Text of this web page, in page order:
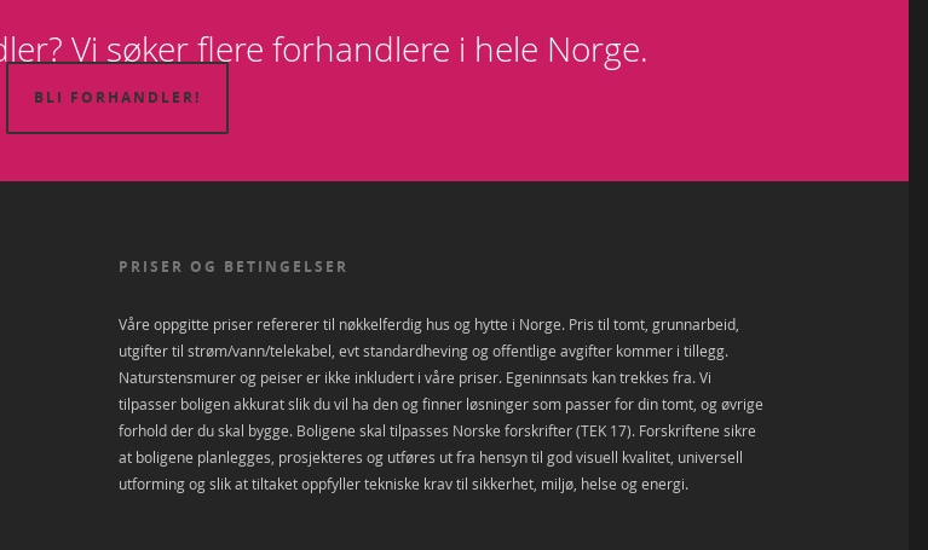
Vi søker flere forhandlere i hele Norge.
BLI FORHANDLER!
PRISER OG BETINGELSER
Våre oppgitte priser refererer til nøkkelferdig hus og hytte i Norge. Pris til tomt, grunnarbeid,
utgifter til strøm/vann/telekabel, evt standardheving og offentlige avgifter kommer i tillegg.
Naturstensmurer og peiser er ikke inkludert i våre priser. Egeninnsats kan trekkes fra. Vi
tilpasser boligen akkurat slik du vil ha den og finner løsninger som passer for din tomt, og øvrige
forhold der du skal bygge. Boligene skal tilpasses Norske forskrifter (TEK 17). Forskriftene sikre
at boligene planlegges, prosjekteres og utføres ut fra hensyn til god visuell kvalitet, universell
utforming og slik at tiltaket oppfyller tekniske krav til sikkerhet, miljø, helse og energi.